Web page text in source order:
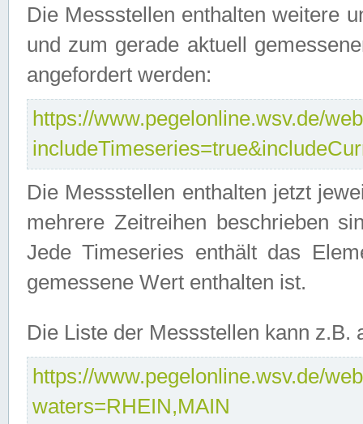
Die Messstellen enthalten weitere
und zum gerade aktuell
angefordert werden:
https://www.pegelonline.wsv.de/
Die Messstellen enthalten jetzt
mehrere Zeitreihen beschrieben
Jede Timeseries enthält das
gemessene Wert enthalten ist.
Die Liste der Messstellen kann
https://www.pegelonline.wsv.de/
waters=RHEIN,MAIN